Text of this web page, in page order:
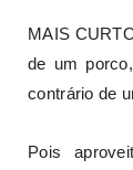
MAIS
de um
contrário de
Pois